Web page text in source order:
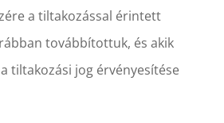
a tiltakozással érintett
továbbítottuk, és akik
tiltakozási jog érvényesítése